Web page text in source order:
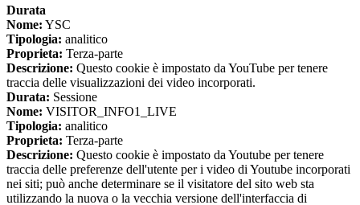
Durata
Nome: YSC
Tipologia: analitico
Proprieta: Terza-parte
Descrizione: Questo cookie è impostato da YouTube per tenere
traccia delle visualizzazioni dei video incorporati.
Durata: Sessione
Nome: VISITOR_INFO1_LIVE
Tipologia: analitico
Proprieta: Terza-parte
Descrizione: Questo cookie è impostato da Youtube per tenere
traccia delle preferenze dell'utente per i video di Youtube incorporati
nei siti; può anche determinare se il visitatore del sito web sta
utilizzando la nuova o la vecchia versione dell'interfaccia di